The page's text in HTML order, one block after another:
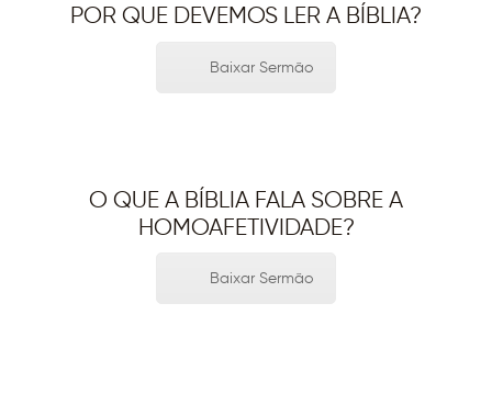
POR QUE DEVEMOS LER A BÍBLIA?
Baixar Sermão
O QUE A BÍBLIA FALA SOBRE A
HOMOAFETIVIDADE?
Baixar Sermão